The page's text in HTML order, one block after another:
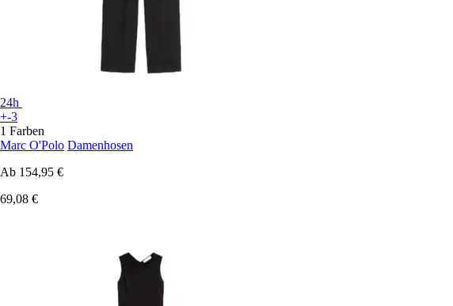
24h
+-3
1 Farben
Marc O'Polo Damenhosen
Ab 154,95 €
69,08 €